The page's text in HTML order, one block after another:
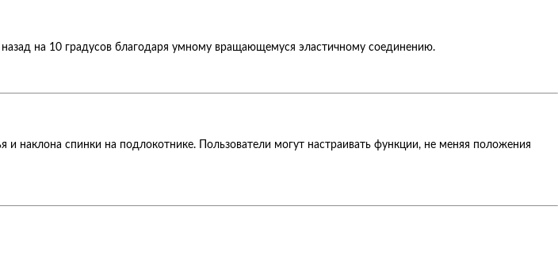
на 10 градусов благодаря умному вращающемуся эластичному соединению.
наклона спинки на подлокотнике. Пользователи могут настраивать функции, не меняя положения